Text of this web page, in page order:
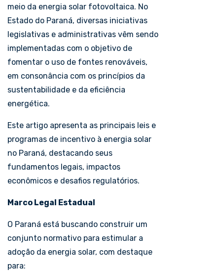
meio da energia solar fotovoltaica. No
Estado do Paraná, diversas iniciativas
legislativas e administrativas vêm sendo
implementadas com o objetivo de
fomentar o uso de fontes renováveis,
em consonância com os princípios da
sustentabilidade e da eficiência
energética.
Este artigo apresenta as principais leis e
programas de incentivo à energia solar
no Paraná, destacando seus
fundamentos legais, impactos
econômicos e desafios regulatórios.
Marco Legal Estadual
O Paraná está buscando construir um
conjunto normativo para estimular a
adoção da energia solar, com destaque
para: